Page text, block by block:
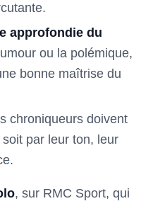
approfondie du
ou la polémique,
bonne maîtrise du
chroniqueurs doivent
par leur ton, leur
, sur RMC Sport, qui